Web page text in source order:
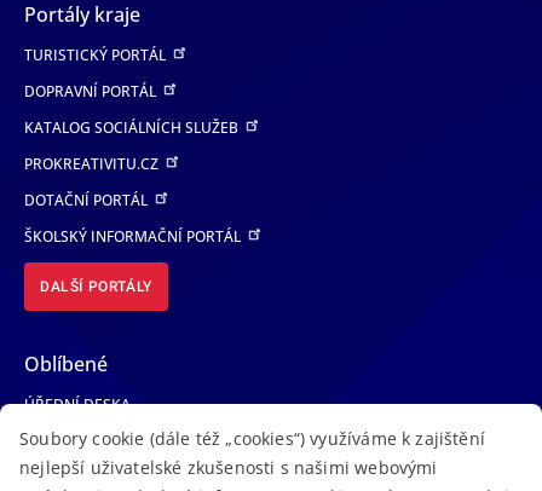
Portály kraje
TURISTICKÝ PORTÁL
DOPRAVNÍ PORTÁL
KATALOG SOCIÁLNÍCH SLUŽEB
PROKREATIVITU.CZ
DOTAČNÍ PORTÁL
ŠKOLSKÝ INFORMAČNÍ PORTÁL
DALŠÍ PORTÁLY
Oblíbené
ÚŘEDNÍ DESKA
TELEFONNÍ SEZNAM
LÉKAŘSKÁ POHOTOVOST
Soubory cookie (dále též „cookies“) využíváme k zajištění
nejlepší uživatelské zkušenosti s našimi webovými